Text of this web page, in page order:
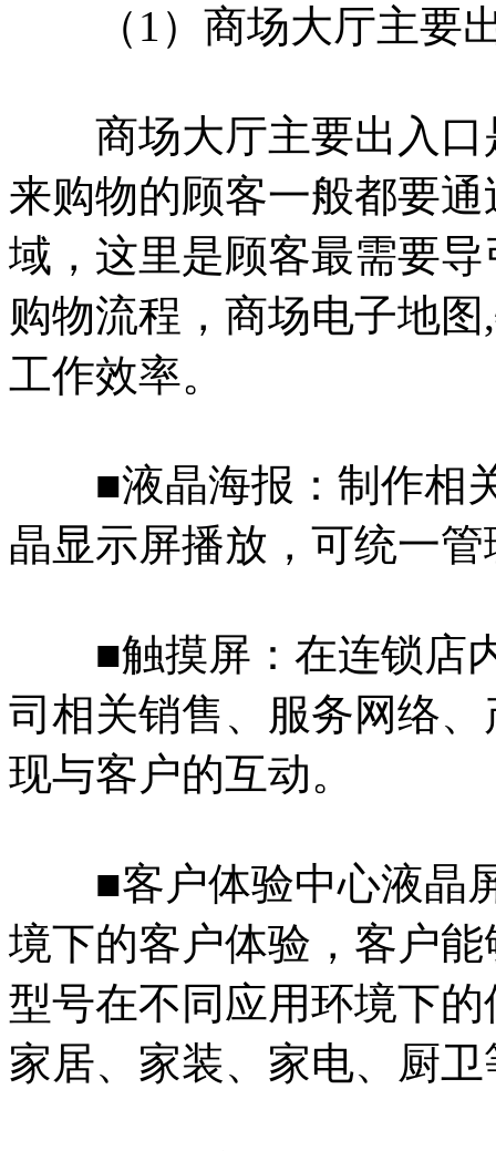
（1）商场大厅主要
商场大厅主要出入口
来购物的顾客一般都要
域，这里是顾客最需要
购物流程，商场电子地
工作效率。
■液晶海报：制作相关
晶显示屏播放，可统一
■触摸屏：在连锁店内
司相关销售、服务网络
现与客户的互动。
■客户体验中心液晶屏
境下的客户体验，客户
型号在不同应用环境下
家居、家装、家电、厨